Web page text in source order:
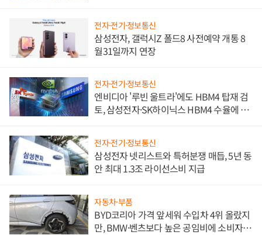
전자·전기·정보통신
삼성전자, 갤럭시Z 폴드8 사전예약 개통 8
월31일까지 연장
전자·전기·정보통신
엔비디아 '루빈 울트라'에도 HBM4 탑재 검
토, 삼성전자·SK하이닉스 HBM4 수율에 주
전자·전기·정보통신
삼성전자 넷리스트와 특허분쟁 매듭, 5년 동
안 최대 1.3조 라이선스비 지급
자동차·부품
BYD코리아 가격 앞세워 수입차 4위 올랐지
만, BMW·벤츠보다 높은 공임비에 소비자